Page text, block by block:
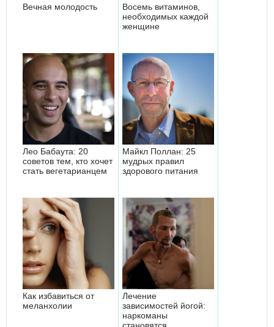
Вечная молодость
Восемь витаминов,
необходимых каждой
женщине
Лео Бабаута: 20
советов тем, кто хочет
стать вегетарианцем
Майкл Поллан: 25
мудрых правил
здорового питания
Как избавиться от
меланхолии
Лечение
зависимостей йогой:
наркоманы
становятся